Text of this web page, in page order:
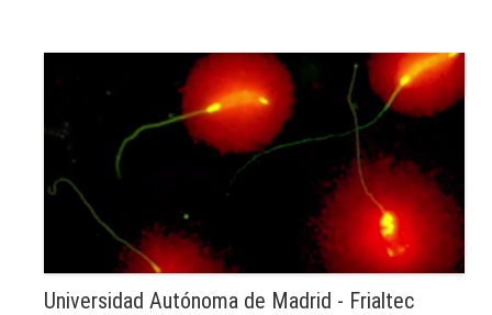
Universidad Autónoma de Madrid - Frialtec